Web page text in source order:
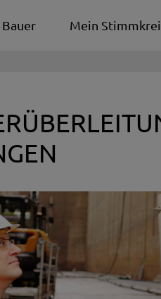
Mein